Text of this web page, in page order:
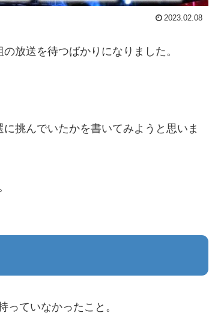
2023.02.08
放送を待つばかりになりました。
挑んでいたかを書いてみようと思いま
ていなかったこと。